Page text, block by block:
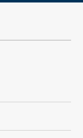
感染防止のシステ
スト実施と、専門